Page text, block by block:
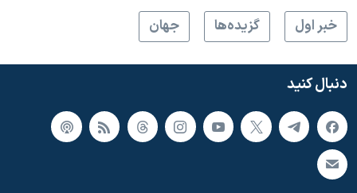
خبر اول
گزيده‌ها جهان
دنبال کنید